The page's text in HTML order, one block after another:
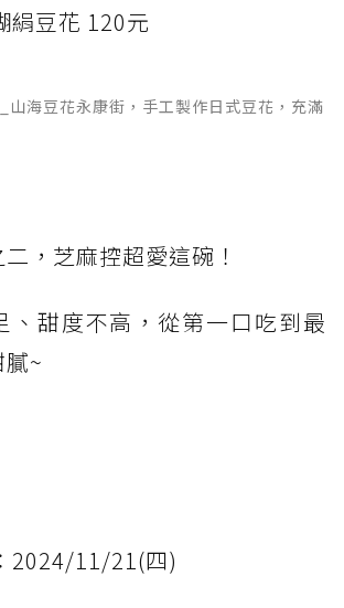
豆花 120元
山海豆花永康街，手工製作日式豆花，充滿
，芝麻控超愛這碗！
、甜度不高，從第一口吃到最
~
2024/11/21(四)